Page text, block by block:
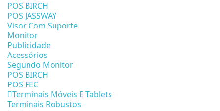
POS BIRCH
POS JASSWAY
Visor Com Suporte
Monitor
Publicidade
Acessórios
Segundo Monitor
POS BIRCH
POS FEC
Terminais Móveis E Tablets
Terminais Robustos